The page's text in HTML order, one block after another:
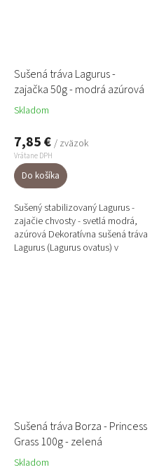
Sušená tráva Lagurus -
zajačka 50g - modrá azúrová
Skladom
7,85 € / zväzok
Vrátane DPH
Do košíka
Sušený stabilizovaný Lagurus -
zajačie chvosty - svetlá modrá,
azúrová Dekoratívna sušená tráva
Lagurus (Lagurus ovatus) v
Sušená tráva Borza - Princess
Grass 100g - zelená
Skladom